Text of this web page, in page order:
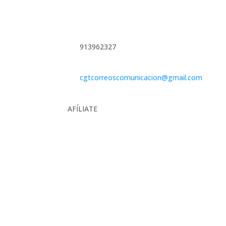
913962327
cgtcorreoscomunicacion@gmail.com
AFÍLIATE